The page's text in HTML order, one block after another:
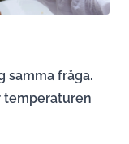
samma fråga.
temperaturen